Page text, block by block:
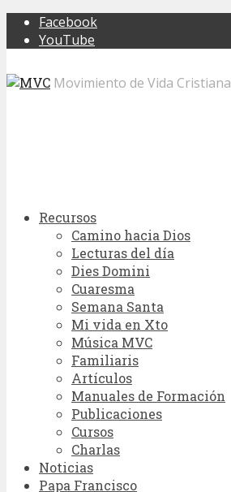
Facebook
YouTube
Movimiento de Vida Cristiana
Recursos
Camino hacia Dios
Lecturas del día
Dies Domini
Cuaresma
Semana Santa
Mi vida en Xto
Música MVC
Familiaris
Artículos
Manuales de Formación
Publicaciones
Cursos
Charlas
Noticias
Papa Francisco